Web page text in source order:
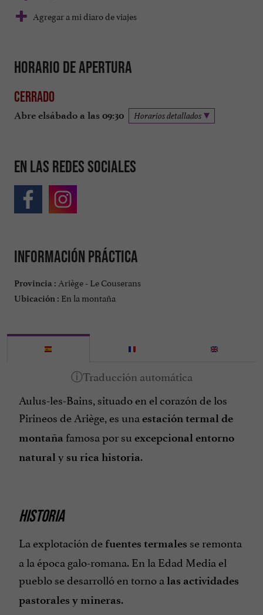
Agregar a mi diaro de viajes
Horario de apertura
Cerrado
Abre elsábado a las 09:30 Horarios detallados
En las redes sociales
Información práctica
Provincia : Ariège - Le Couserans
Ubicación : En la montaña
Aulus-les-Bains, situado en el corazón de los
Pirineos de Ariège, es una estación termal de
montaña famosa por su excepcional entorno
natural y su rica historia.
HISTORIA
La explotación de fuentes termales se remonta
a la época galo-romana. En la Edad Media el
pueblo se desarrolló en torno a las actividades
pastorales y mineras.